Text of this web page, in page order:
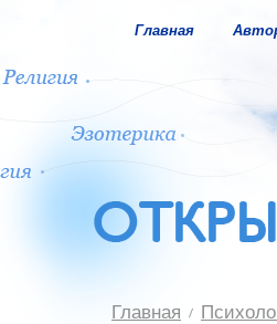
Главная
Главная